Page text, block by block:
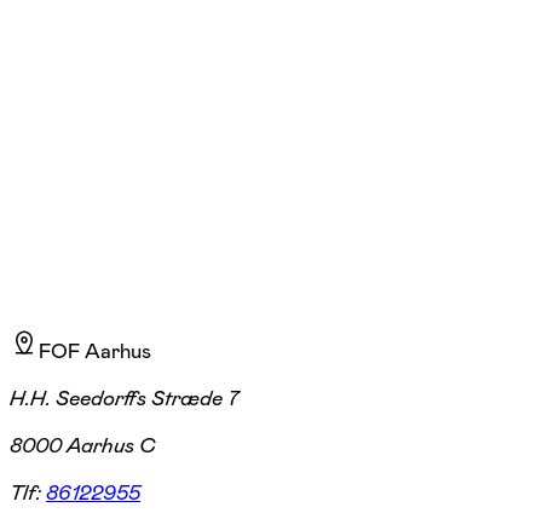
FOF Aarhus
H.H. Seedorffs Stræde 7
8000 Aarhus C
Tlf:86122955